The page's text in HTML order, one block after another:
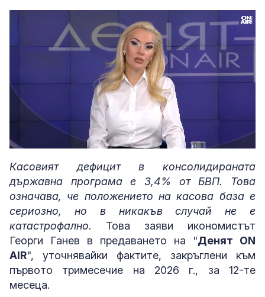
Loaded:
5.08%
Касовият дефицит в консолидираната
държавна програма е 3,4% от БВП. Това
означава, че положението на касова база е
сериозно, но в никакъв случай не е
катастрофално. Това заяви икономистът
Георги Ганев в предаването на "Денят ON
AIR", уточнявайки фактите, закръглени към
първото тримесечие на 2026 г., за 12-те
месеца.